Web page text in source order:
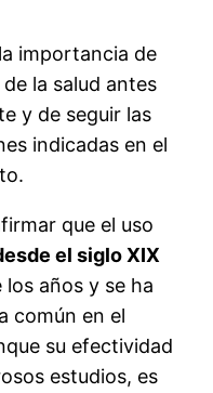
importancia de
la salud antes
y de seguir las
indicadas en el
que el uso
el siglo XIX
años y se ha
común en el
su efectividad
estudios, es